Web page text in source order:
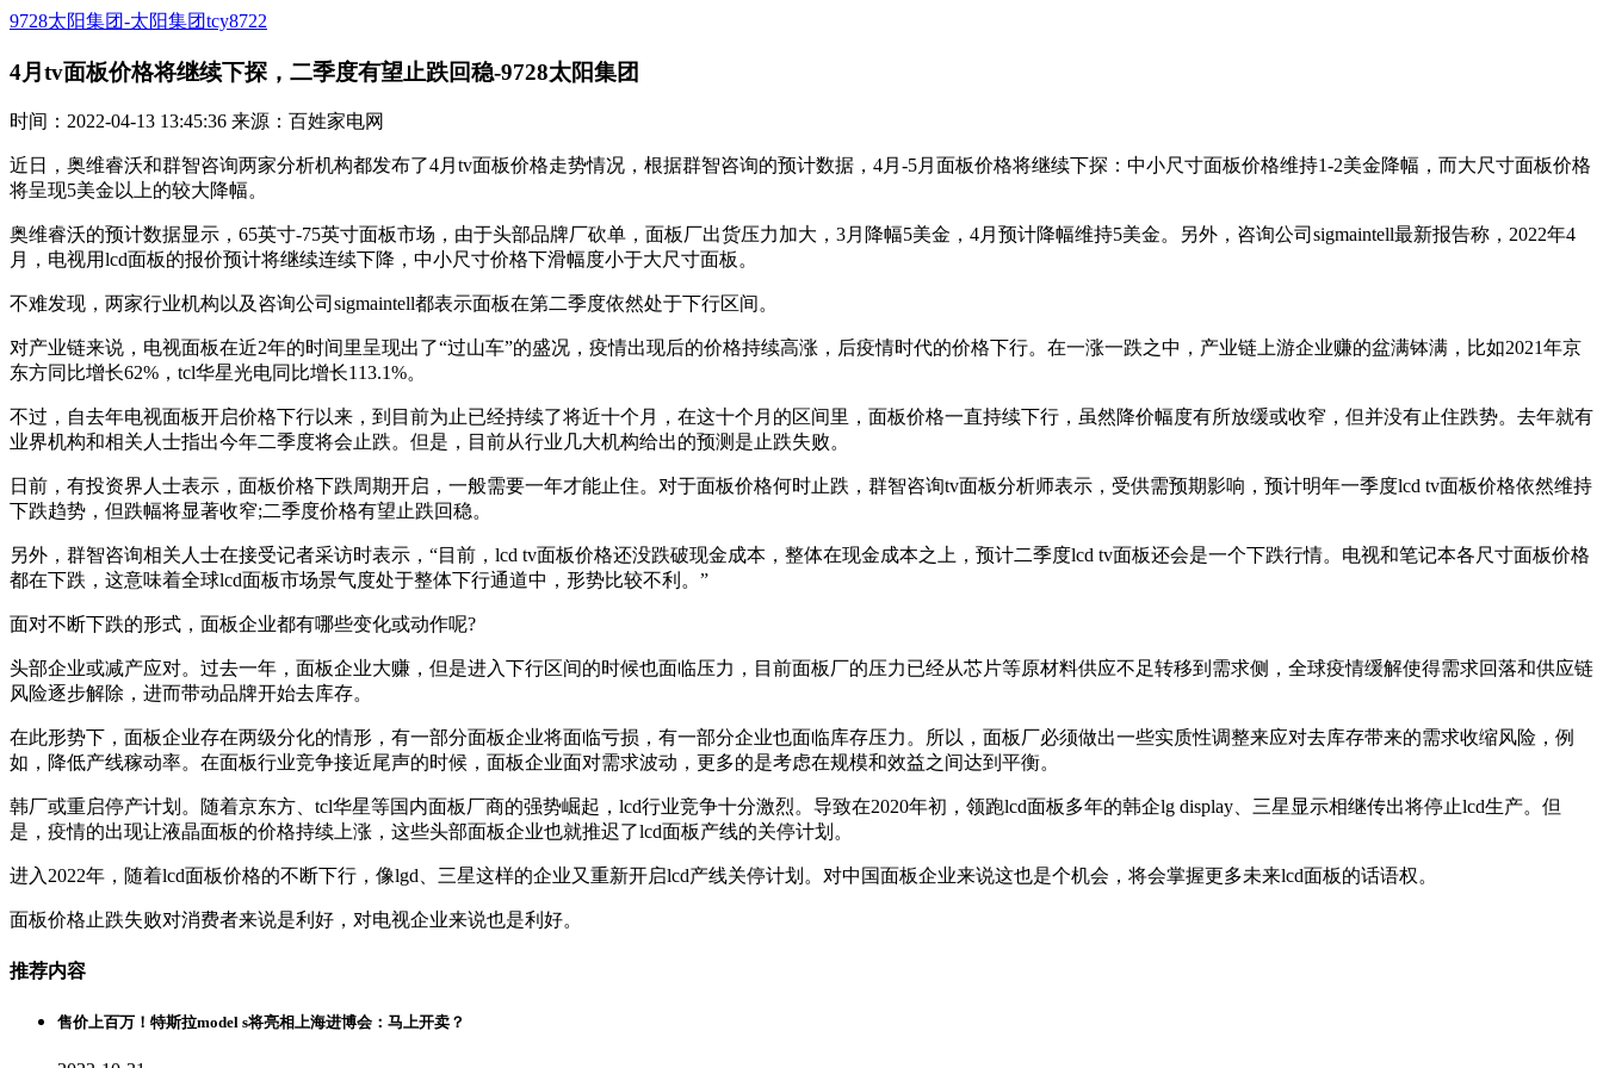
9728太阳集团-太阳集团tcy8722
4月tv面板价格将继续下探，二季度有望止跌回稳-9728太阳集团
时间：2022-04-13 13:45:36 来源：百姓家电网
近日，奥维睿沃和群智咨询两家分析机构都发布了4月tv面板价格走势情况，根据群智咨询的预计数据，4月-5月面板价格将继续下探：中小尺寸面板价格维持1-2美金降幅，而大尺寸面板价格
将呈现5美金以上的较大降幅。
奥维睿沃的预计数据显示，65英寸-75英寸面板市场，由于头部品牌厂砍单，面板厂出货压力加大，3月降幅5美金，4月预计降幅维持5美金。另外，咨询公司sigmaintell最新报告称，2022年4
月，电视用lcd面板的报价预计将继续连续下降，中小尺寸价格下滑幅度小于大尺寸面板。
不难发现，两家行业机构以及咨询公司sigmaintell都表示面板在第二季度依然处于下行区间。
对产业链来说，电视面板在近2年的时间里呈现出了“过山车”的盛况，疫情出现后的价格持续高涨，后疫情时代的价格下行。在一涨一跌之中，产业链上游企业赚的盆满钵满，比如2021年京
东方同比增长62%，tcl华星光电同比增长113.1%。
不过，自去年电视面板开启价格下行以来，到目前为止已经持续了将近十个月，在这十个月的区间里，面板价格一直持续下行，虽然降价幅度有所放缓或收窄，但并没有止住跌势。去年就有
业界机构和相关人士指出今年二季度将会止跌。但是，目前从行业几大机构给出的预测是止跌失败。
日前，有投资界人士表示，面板价格下跌周期开启，一般需要一年才能止住。对于面板价格何时止跌，群智咨询tv面板分析师表示，受供需预期影响，预计明年一季度lcd tv面板价格依然维持
下跌趋势，但跌幅将显著收窄;二季度价格有望止跌回稳。
另外，群智咨询相关人士在接受记者采访时表示，“目前，lcd tv面板价格还没跌破现金成本，整体在现金成本之上，预计二季度lcd tv面板还会是一个下跌行情。电视和笔记本各尺寸面板价格
都在下跌，这意味着全球lcd面板市场景气度处于整体下行通道中，形势比较不利。”
面对不断下跌的形式，面板企业都有哪些变化或动作呢?
头部企业或减产应对。过去一年，面板企业大赚，但是进入下行区间的时候也面临压力，目前面板厂的压力已经从芯片等原材料供应不足转移到需求侧，全球疫情缓解使得需求回落和供应链
风险逐步解除，进而带动品牌开始去库存。
在此形势下，面板企业存在两级分化的情形，有一部分面板企业将面临亏损，有一部分企业也面临库存压力。所以，面板厂必须做出一些实质性调整来应对去库存带来的需求收缩风险，例
如，降低产线稼动率。在面板行业竞争接近尾声的时候，面板企业面对需求波动，更多的是考虑在规模和效益之间达到平衡。
韩厂或重启停产计划。随着京东方、tcl华星等国内面板厂商的强势崛起，lcd行业竞争十分激烈。导致在2020年初，领跑lcd面板多年的韩企lg display、三星显示相继传出将停止lcd生产。但
是，疫情的出现让液晶面板的价格持续上涨，这些头部面板企业也就推迟了lcd面板产线的关停计划。
进入2022年，随着lcd面板价格的不断下行，像lgd、三星这样的企业又重新开启lcd产线关停计划。对中国面板企业来说这也是个机会，将会掌握更多未来lcd面板的话语权。
面板价格止跌失败对消费者来说是利好，对电视企业来说也是利好。
推荐内容
售价上百万！特斯拉model s将亮相上海进博会：马上开卖？